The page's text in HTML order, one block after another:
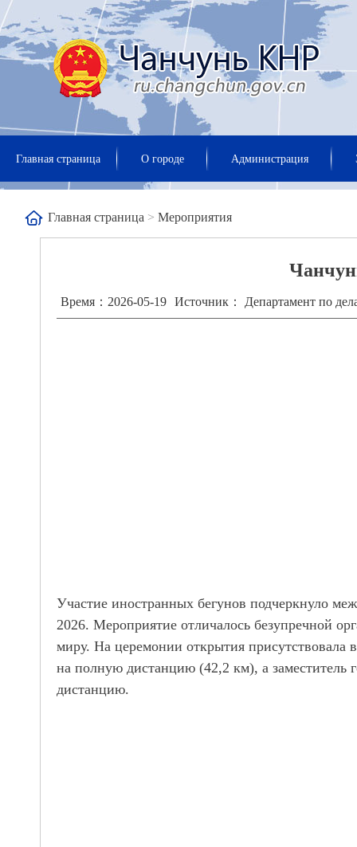
Главная страница О городе Администрация
Главная страница > Мероприятия
Время：2026-05-19 Источник： Департамент по
Участие иностранных бегунов подчеркнуло
2026. Мероприятие отличалось безупречной
миру. На церемонии открытия
на полную дистанцию (42,2 км), а заместитель
дистанцию.